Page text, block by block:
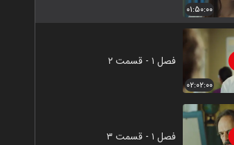
۰۱:۵۰:۰۰
۰۲:۰۲:۰۰
فصل ۱ - قسمت ۲
فصل ۱ - قسمت ۳